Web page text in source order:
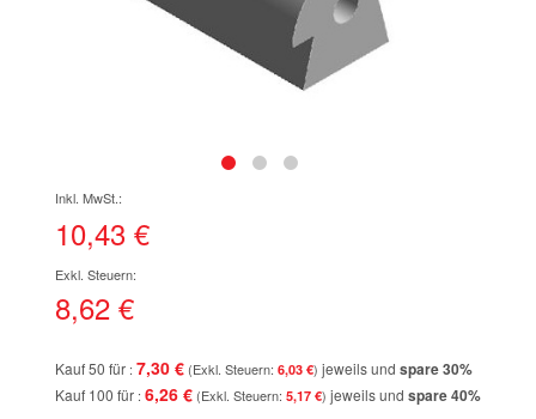
der
Bildgalerie
10,43 €
8,62 €
Kauf 50 für 7,30 € 6,03 € jeweils und spare30%
Kauf 100 für 6,26 € 5,17 € jeweils und spare40%